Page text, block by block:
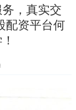
，真实交
配资平台何